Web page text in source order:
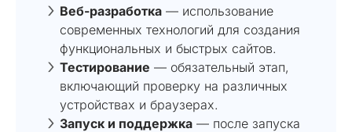
Веб-разработка — использование
современных технологий для создания
функциональных и быстрых сайтов.
Тестирование — обязательный этап,
включающий проверку на различных
устройствах и браузерах.
Запуск и поддержка — после запуска